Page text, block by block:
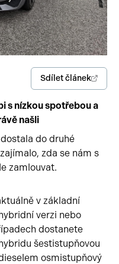
Přívěsy a návěsy
Autobusy
Pracovní stroje
Náhradní díly
Příslušenství
Nové modely
Ojetiny
Auto a život
Videa
Sdílet článek
s nízkou spotřebou a
našli
do druhé
zda se nám s
zamlouvat.
v základní
verzi nebo
dostanete
šestistupňovou
osmistupňový